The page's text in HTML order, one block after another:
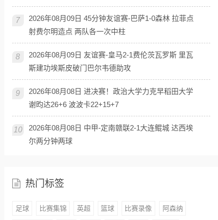
7
2026年08月09日 45分钟友谊赛-巴萨1-0森林 拉菲点
射费尔明造点 两队各一次中柱
8
2026年08月09日 友谊赛-皇马2-1费伦茨瓦罗斯 里瓦
斯建功埃斯皮破门巴尔韦德助攻
9
2026年08月08日 进决赛！政治大学力克早稻田大学
谢昀达26+6 波波卡22+15+7
10
2026年08月08日 中甲-定南赣联2-1大连鲲城 达西埃
尔两分钟两球
热门标签
足球 比赛集锦 英超 篮球 比赛录像 阿森纳